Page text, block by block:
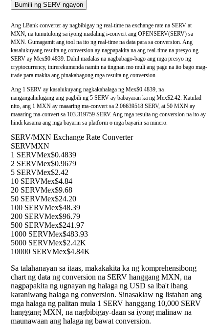
Bumili ng SERV ngayon
Ang LBank converter ay nagbibigay ng real-time na exchange rate na SERV at
MXN, na tumutulong sa iyong madaling i-convert ang OPENSERV(SERV) sa
MXN. Gumagamit ang tool na ito ng real-time na data para sa conversion. Ang
kasalukuyang resulta ng conversion ay nagpapakita na ang real-time na presyo ng
SERV ay Mex$0.4839. Dahil madalas na nagbabago-bago ang mga presyo ng
cryptocurrency, inirerekumenda namin na tingnan mo muli ang page na ito bago mag-
trade para makita ang pinakabagong mga resulta ng conversion.
Ang 1 SERV ay kasalukuyang nagkakahalaga ng Mex$0.4839, na
nangangahulugang ang pagbili ng 5 SERV ay babayaran ka ng Mex$2.42. Katulad
nito, ang 1 MXN ay maaaring ma-convert sa 2.06639518 SERV, at 50 MXN ay
maaaring ma-convert sa 103.319759 SERV. Ang mga resulta ng conversion na ito ay
hindi kasama ang mga bayarin sa platform o mga bayarin sa minero.
SERV/MXN Exchange Rate Converter
SERVMXN
1 SERVMex$0.4839
2 SERVMex$0.9679
5 SERVMex$2.42
10 SERVMex$4.84
20 SERVMex$9.68
50 SERVMex$24.20
100 SERVMex$48.39
200 SERVMex$96.79
500 SERVMex$241.97
1000 SERVMex$483.93
5000 SERVMex$2.42K
10000 SERVMex$4.84K
Sa talahanayan sa itaas, makakakita ka ng komprehensibong
chart ng data ng conversion na SERV hanggang MXN, na
nagpapakita ng ugnayan ng halaga ng USD sa iba't ibang
karaniwang halaga ng conversion. Sinasaklaw ng listahan ang
mga halaga ng palitan mula 1 SERV hanggang 10,000 SERV
hanggang MXN, na nagbibigay-daan sa iyong malinaw na
maunawaan ang halaga ng bawat conversion.